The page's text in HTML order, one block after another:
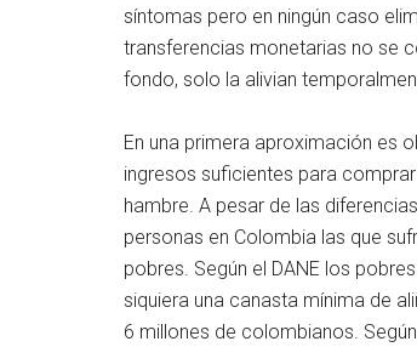
síntomas pero en ningún caso
transferencias monetarias no se
fondo, solo la alivian
En una primera aproximación es
ingresos suficientes para
hambre. A pesar de las
personas en Colombia las que
pobres. Según el DANE los
siquiera una canasta mínima de
6 millones de colombianos.